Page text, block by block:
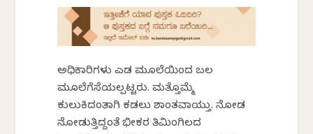
ಅಧಿಕಾರಿಗಳು ಎಡ ಮೂಲೆಯಿಂದ ಬಲ
ಮೂಲೆಗೆಸೆಯಲ್ಪಟ್ಟರು. ಮತ್ತೊಮ್ಮೆ
ಕುಲುಕಿದಂತಾಗಿ ಕಡಲು ಶಾಂತವಾಯ್ತು. ನೋಡ
ನೋಡುತ್ತಿದ್ದಂತೆ ಭೀಕರ ತಿಮಿಂಗಿಲದ